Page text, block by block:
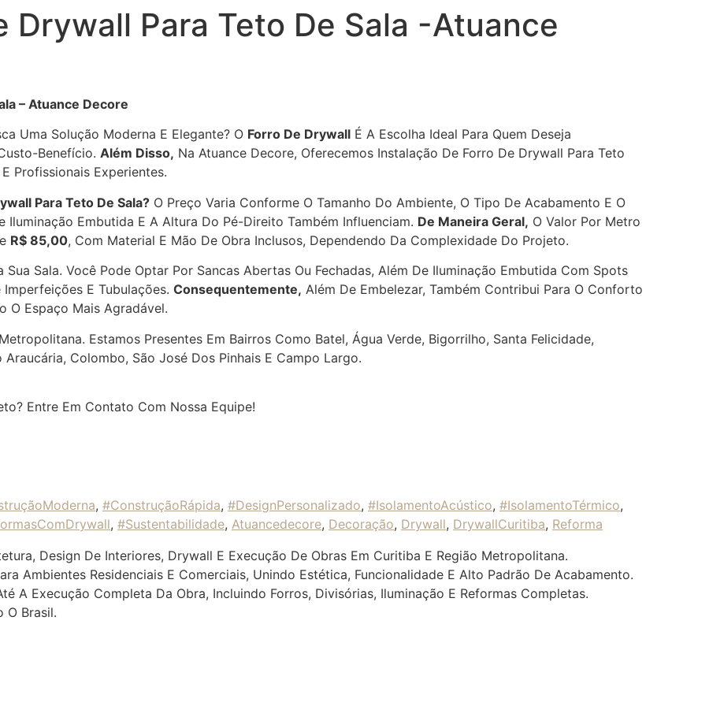
Drywall Para Teto De Sala -Atuance
– Atuance Decore
Uma Solução Moderna E Elegante? O Forro De Drywall É A Escolha Ideal Para Quem Deseja
Benefício. Além Disso, Na Atuance Decore, Oferecemos Instalação De Forro De Drywall Para Teto
Profissionais Experientes.
Para Teto De Sala? O Preço Varia Conforme O Tamanho Do Ambiente, O Tipo De Acabamento E O
Iluminação Embutida E A Altura Do Pé-Direito Também Influenciam. De Maneira Geral, O Valor Por Metro
R$ 85,00, Com Material E Mão De Obra Inclusos, Dependendo Da Complexidade Do Projeto.
Sua Sala. Você Pode Optar Por Sancas Abertas Ou Fechadas, Além De Iluminação Embutida Com Spots
Imperfeições E Tubulações. Consequentemente, Além De Embelezar, Também Contribui Para O Conforto
O Espaço Mais Agradável.
Estamos Presentes Em Bairros Como Batel, Água Verde, Bigorrilho, Santa Felicidade,
Colombo, São José Dos Pinhais E Campo Largo.
Entre Em Contato Com Nossa Equipe!
, #ConstruçãoRápida, #DesignPersonalizado, #IsolamentoAcústico, #IsolamentoTérmico,
, #Sustentabilidade, Atuancedecore, Decoração, Drywall, DrywallCuritiba, Reforma
Design De Interiores, Drywall E Execução De Obras Em Curitiba E Região Metropolitana.
Ambientes Residenciais E Comerciais, Unindo Estética, Funcionalidade E Alto Padrão De Acabamento.
A Execução Completa Da Obra, Incluindo Forros, Divisórias, Iluminação E Reformas Completas.
O Brasil.